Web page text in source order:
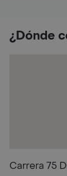
¿Dónde
Carrera 75